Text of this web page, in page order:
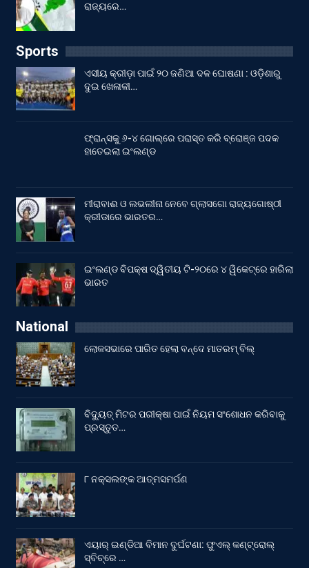
ରାଜ୍ୟରେ…
Sports
ଏସୀୟ କ୍ରୀଡ଼ା ପାଇଁ ୨୦ ଜଣିଆ ଦଳ ଘୋଷଣା : ଓଡ଼ିଶାରୁ
ଦୁଇ ଖେଳାଳୀ…
ଫ୍ରାନ୍ସକୁ ୬-୪ ଗୋଲ୍‌ରେ ପରାସ୍ତ କରି ବ୍ରୋଞ୍ଜ ପଦକ
ହାତେଇଲା ଇଂଲଣ୍ଡ
ମୀରାବାଈ ଓ ଲଭଲୀନା ନେବେ ଗ୍ଲାସଗୋ ରାଜ୍ୟଗୋଷ୍ଠୀ
କ୍ରୀଡାରେ ଭାରତର…
ଇଂଲଣ୍ଡ ବିପକ୍ଷ ଦ୍ୱିତୀୟ ଟି-୨୦ରେ ୪ ୱିକେଟ୍‌ରେ ହାରିଲା
ଭାରତ
National
ଲୋକସଭାରେ ପାରିତ ହେଲା ବନ୍ଦେ ମାତରମ୍‌ ବିଲ୍‌
ବିଦ୍ୟୁତ୍ ମିଟର ପରୀକ୍ଷା ପାଇଁ ନିୟମ ସଂଶୋଧନ କରିବାକୁ
ପ୍ରସ୍ତୁତ…
୮ ନକ୍ସଲଙ୍କ ଆତ୍ମସମର୍ପଣ
ଏୟାର୍ ଇଣ୍ଡିଆ ବିମାନ ଦୁର୍ଘଟଣା: ଫୁଏଲ୍‌ କଣ୍ଟ୍ରୋଲ୍‌
ସ୍ବିଚ୍‌ରେ …